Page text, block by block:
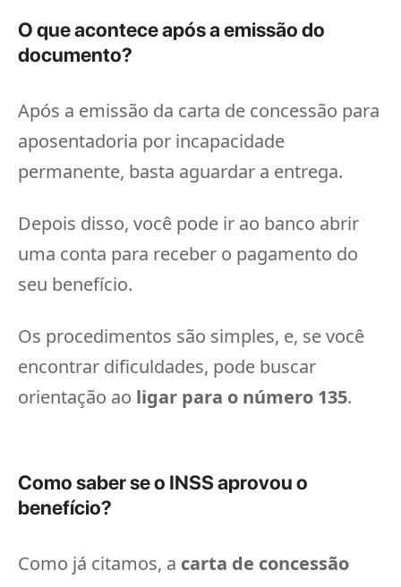
O que acontece após a emissão do
documento?
Após a emissão da carta de concessão para
aposentadoria por incapacidade
permanente, basta aguardar a entrega.
Depois disso, você pode ir ao banco abrir
uma conta para receber o pagamento do
seu benefício.
Os procedimentos são simples, e, se você
encontrar dificuldades, pode buscar
orientação ao ligar para o número 135.
Como saber se o INSS aprovou o
benefício?
Como já citamos, a carta de concessão